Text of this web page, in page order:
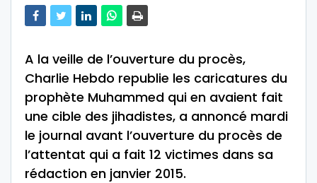
A la veille de l’ouverture du procès,
Charlie Hebdo republie les caricatures du
prophète Muhammed qui en avaient fait
une cible des jihadistes, a annoncé mardi
le journal avant l’ouverture du procès de
l’attentat qui a fait 12 victimes dans sa
rédaction en janvier 2015.